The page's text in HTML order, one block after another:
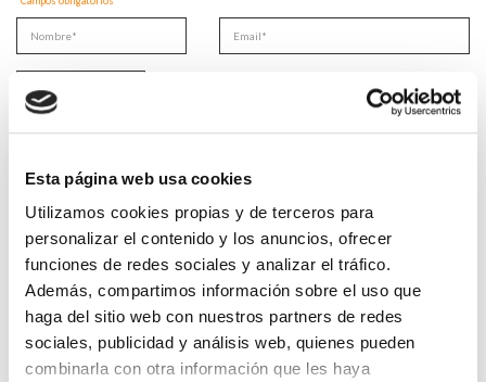
Esta página web usa cookies
Utilizamos cookies propias y de terceros para
personalizar el contenido y los anuncios, ofrecer
funciones de redes sociales y analizar el tráfico.
Además, compartimos información sobre el uso que
haga del sitio web con nuestros partners de redes
sociales, publicidad y análisis web, quienes pueden
combinarla con otra información que les haya
He leido y acepto laPolítica de privacidad*
DESTACADAS
SANIDAD CREA UN DIPLOMA OFICIAL PARA RECONOCER LA
LABOR DE LOS TUTORES DE RESIDENTES
06/08/2026
LA ALIANZA MÉDICA POR LA SALUD PLANETARIA SE ADHIERE
AL PACTO DE ESTADO FRENTE A LA EMERGENCIA CLIMÁTICA
03/08/2026